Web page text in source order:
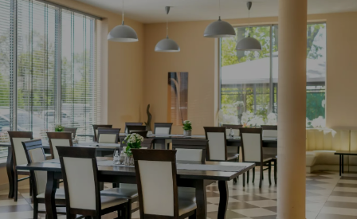
Miejsce, w którym nie tylko skosztuje wyśmienitych
potraw przyrządzonych przez naszych mistrzów
kuchni, ale również zrelaksuje się i odpocznie w
niezwykle przyjemnej atmosferze.
Motto, którym kierujemy się w codziennych
działaniach, zmotywowało nas do poszerzenia
własnych możliwości, czego efektem jest właśnie
restauracja z salą konferencyjną.
Dowiedz się więcej